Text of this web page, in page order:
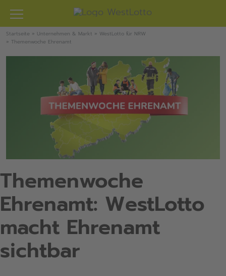
Zum
Inhalt
springen
Startseite » Unternehmen & Markt » WestLotto für NRW
» Themenwoche Ehrenamt
Themenwoche
Ehrenamt: WestLotto
macht Ehrenamt
sichtbar